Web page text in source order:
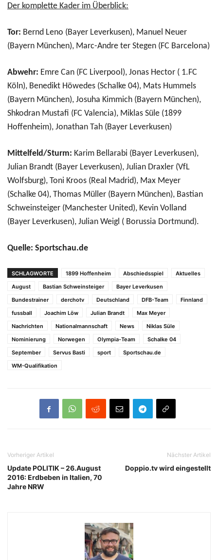
Der komplette Kader im Überblick:
Tor: Bernd Leno (Bayer Leverkusen), Manuel Neuer
(Bayern München), Marc-Andre ter Stegen (FC Barcelona)
Abwehr: Emre Can (FC Liverpool), Jonas Hector ( 1.FC
Köln), Benedikt Höwedes (Schalke 04), Mats Hummels
(Bayern München), Josuha Kimmich (Bayern München),
Shkodran Mustafi (FC Valencia), Miklas Süle (1899
Hoffenheim), Jonathan Tah (Bayer Leverkusen)
Mittelfeld/Sturm: Karim Bellarabi (Bayer Leverkusen),
Julian Brandt (Bayer Leverkusen), Julian Draxler (VfL
Wolfsburg), Toni Kroos (Real Madrid), Max Meyer
(Schalke 04), Thomas Müller (Bayern München), Bastian
Schweinsteiger (Manchester United), Kevin Volland
(Bayer Leverkusen), Julian Weigl ( Borussia Dortmund).
Quelle: Sportschau.de
SCHLAGWORTE 1899 Hoffenheim Abschiedsspiel
Aktuelles
August
Bastian Schweinsteiger
Bayer Leverkusen
Bundestrainer
derchotv Deutschland DFB-Team
Finnland
fussball
Joachim Löw Julian Brandt
Max Meyer
Nachrichten
Nationalmannschaft News
Niklas Süle
Nominierung
Norwegen Olympia-Team
Schalke 04
September
Servus Basti sport
Sportschau.de
WM-Qualifikation
Vorheriger Artikel
Update POLITIK – 26.August
2016: Erdbeben in Italien, 70
Jahre NRW
Nächster Artikel
Doppio.tv wird eingestellt